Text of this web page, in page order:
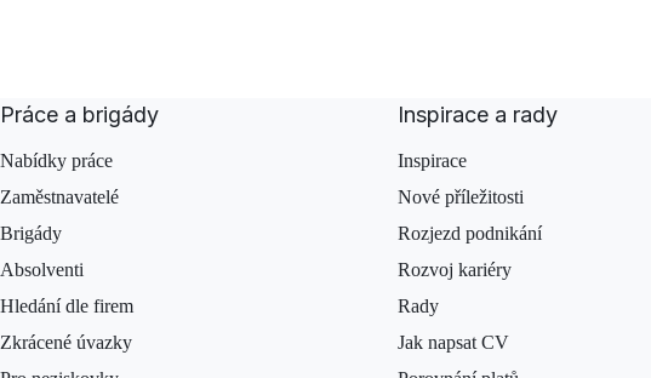
Práce a brigády
Nabídky práce
Zaměstnavatelé
Brigády
Absolventi
Hledání dle firem
Zkrácené úvazky
Inspirace a rady
Inspirace
Nové příležitosti
Rozjezd podnikání
Rozvoj kariéry
Rady
Jak napsat CV